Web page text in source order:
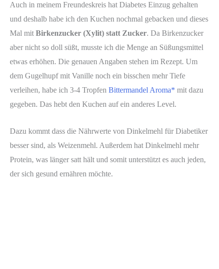
Auch in meinem Freundeskreis hat Diabetes Einzug gehalten
und deshalb habe ich den Kuchen nochmal gebacken und dieses
Mal mit Birkenzucker (Xylit) statt Zucker. Da Birkenzucker
aber nicht so doll süßt, musste ich die Menge an Süßungsmittel
etwas erhöhen. Die genauen Angaben stehen im Rezept. Um
dem Gugelhupf mit Vanille noch ein bisschen mehr Tiefe
verleihen, habe ich 3-4 Tropfen Bittermandel Aroma* mit dazu
gegeben. Das hebt den Kuchen auf ein anderes Level.
Dazu kommt dass die Nährwerte von Dinkelmehl für Diabetiker
besser sind, als Weizenmehl. Außerdem hat Dinkelmehl mehr
Protein, was länger satt hält und somit unterstützt es auch jeden,
der sich gesund ernähren möchte.